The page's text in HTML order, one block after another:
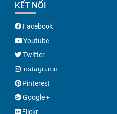
KẾT NỐI
Facebook
Youtube
Twitter
Instagramn
Pinterest
Google +
Flickr